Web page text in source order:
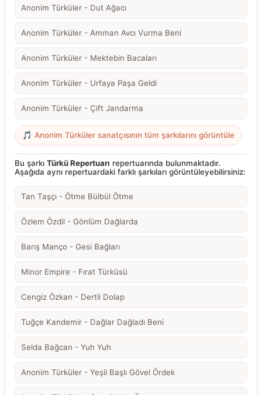
Anonim Türküler - Dut Ağacı
Anonim Türküler - Amman Avcı Vurma Beni
Anonim Türküler - Mektebin Bacaları
Anonim Türküler - Urfaya Paşa Geldi
Anonim Türküler - Çift Jandarma
🎵 Anonim Türküler sanatçısının tüm şarkılarını görüntüle
Bu şarkı Türkü Repertuarı repertuarında bulunmaktadır.
Aşağıda aynı repertuardaki farklı şarkıları görüntüleyebilirsiniz:
Tan Taşçı - Ötme Bülbül Ötme
Özlem Özdil - Gönlüm Dağlarda
Barış Manço - Gesi Bağları
Minor Empire - Fırat Türküsü
Cengiz Özkan - Dertli Dolap
Tuğçe Kandemir - Dağlar Dağladı Beni
Selda Bağcan - Yuh Yuh
Anonim Türküler - Yeşil Başlı Gövel Ördek